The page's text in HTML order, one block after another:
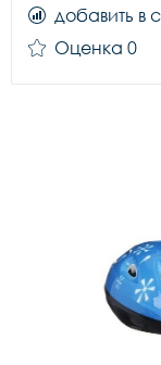
добавить в
Оценка 0